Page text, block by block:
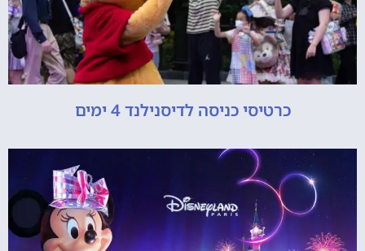
כרטיסי כניסה לדיסנילנד 4 ימים